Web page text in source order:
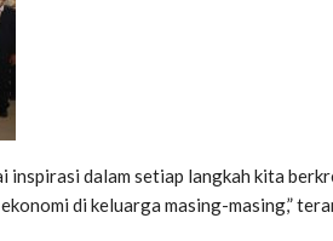
inspirasi dalam setiap langkah kita
di keluarga masing-masing,”